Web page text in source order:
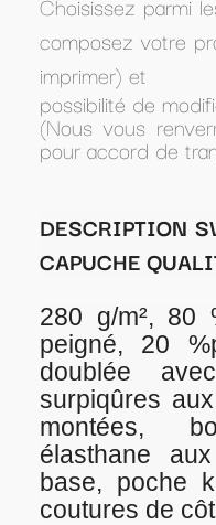
composez votre
imprimer) et
possibilité de
(Nous vous
pour accord de
DESCRIPTION
CAPUCHE
280 g/m², 80
peigné, 20
doublée
surpiqûres
montées,
élasthane
base, poche
coutures de